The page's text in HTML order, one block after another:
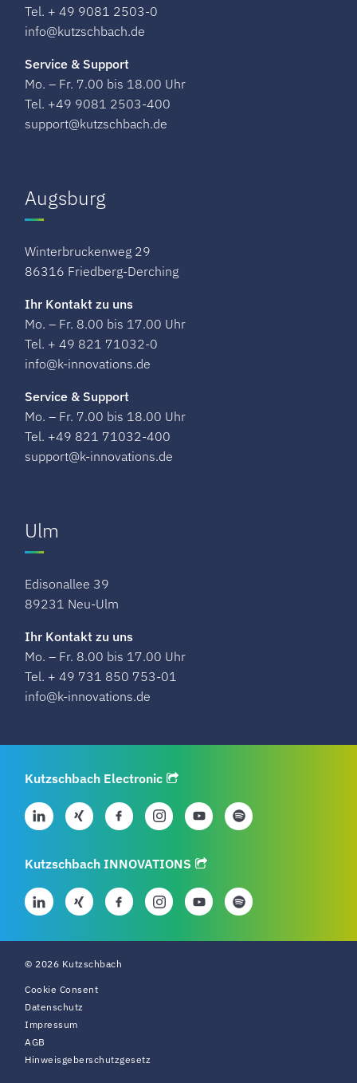
Tel. + 49 9081 2503-0
info@kutzschbach.de
Service & Support
Mo. – Fr. 7.00 bis 18.00 Uhr
Tel. +49 9081 2503-400
support@kutzschbach.de
Augsburg
Winterbruckenweg 29​
86316 Friedberg-Derching
Ihr Kontakt zu uns
Mo. – Fr. 8.00 bis 17.00 Uhr
Tel. + 49 821 71032-0
info@k-innovations.de
Service & Support
Mo. – Fr. 7.00 bis 18.00 Uhr
Tel. +49 821 71032-400
support@k-innovations.de
Ulm
Edisonallee 39
89231 Neu-Ulm
Ihr Kontakt zu uns
Mo. – Fr. 8.00 bis 17.00 Uhr
Tel. + 49 731 850 753-01
info@k-innovations.de
Kutzschbach Electronic
Kutzschbach INNOVATIONS
© 2026 Kutzschbach
Cookie Consent
Datenschutz
Impressum
AGB
Hinweisgeberschutzgesetz